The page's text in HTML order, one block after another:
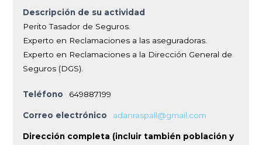
Descripción de su actividad
Perito Tasador de Seguros.
Experto en Reclamaciones a las aseguradoras.
Experto en Reclamaciones a la Dirección General de
Seguros (DGS).
Teléfono 649887199
Correo electrónico adanraspall@gmail.com
Dirección completa (incluir también población y